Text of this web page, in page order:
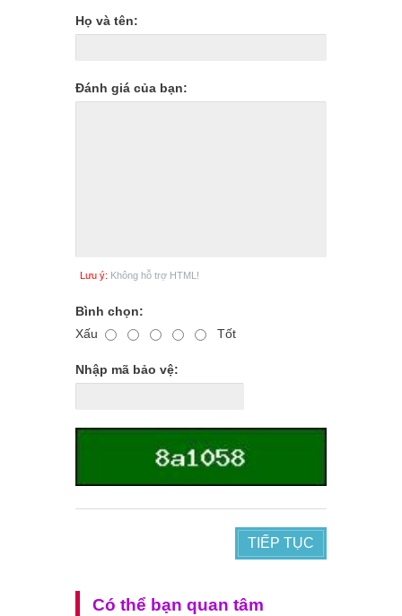
Họ và tên:
Đánh giá của bạn:
Lưu ý: Không hỗ trợ HTML!
Bình chọn:
Xấu
Tốt
Nhập mã bảo vệ:
TIẾP TỤC
Có thể bạn quan tâm